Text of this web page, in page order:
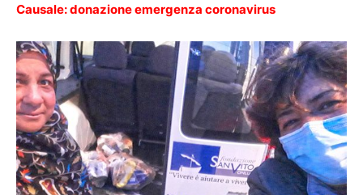
Causale: donazione emergenza coronavirus